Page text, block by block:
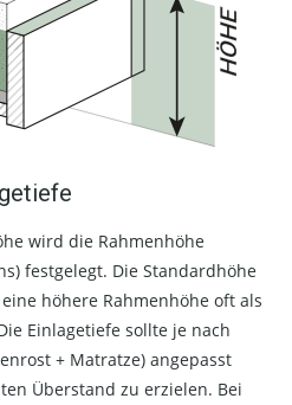
wird die Rahmenhöhe
festgelegt. Die Standardhöhe
höhere Rahmenhöhe oft als
Einlagetiefe sollte je nach
+ Matratze) angepasst
Überstand zu erzielen. Bei